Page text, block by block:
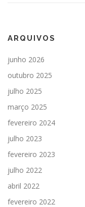
ARQUIVOS
junho 2026
outubro 2025
julho 2025
março 2025
fevereiro 2024
julho 2023
fevereiro 2023
julho 2022
abril 2022
fevereiro 2022